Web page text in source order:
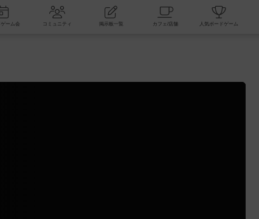
ボードゲーム会 コミュニティ 掲示板一覧 カフェ/店舗